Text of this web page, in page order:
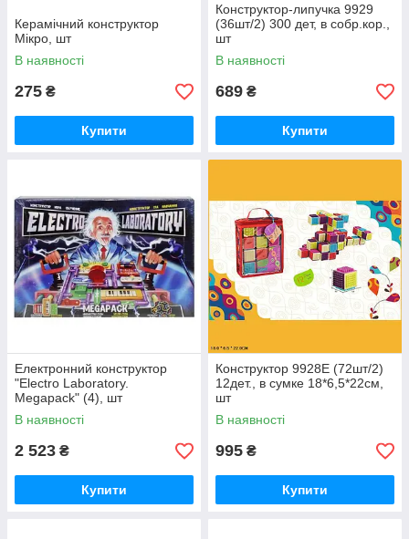
Керамічний конструктор
Мікро, шт
В наявності
275 ₴
Купити
Конструктор-липучка 9929
(36шт/2) 300 дет, в собр.кор.,
шт
В наявності
689 ₴
Купити
Електронний конструктор
"Electro Laboratory.
Megapack" (4), шт
В наявності
2 523 ₴
Купити
Конструктор 9928E (72шт/2)
12дет., в сумке 18*6,5*22см,
шт
В наявності
995 ₴
Купити